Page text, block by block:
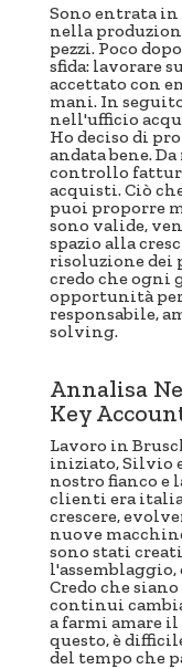
Sono entrata in
nella
pezzi. Poco
sfida: lavorare
accettato con
mani. In
nell'ufficio
Ho deciso di
andata bene.
controllo
acquisti. Ciò
puoi proporre
sono valide,
spazio alla
risoluzione dei
credo che ogni
opportunità per
responsabile,
solving.
Annalisa
Key
Lavoro in
iniziato, Silvio
nostro fianco e
clienti era
crescere,
nuove
sono stati
l'assemblaggio,
Credo che
continui
a farmi amare
questo, è
del tempo che